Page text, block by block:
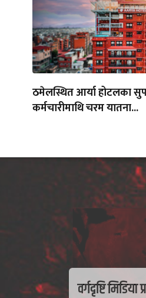
ठमेलस्थित आर्या होटलका
कर्मचारीमाथि चरम यातना...
वर्गदृष्टि मिडिया